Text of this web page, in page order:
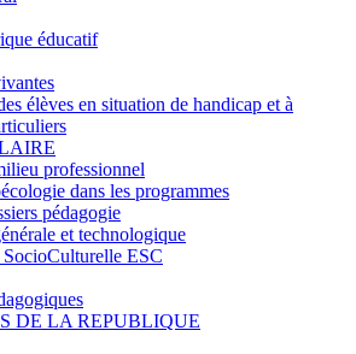
éducatif
élèves en situation de handicap et à
professionnel
dans les programmes
pédagogie
et technologique
ESC
DE LA REPUBLIQUE